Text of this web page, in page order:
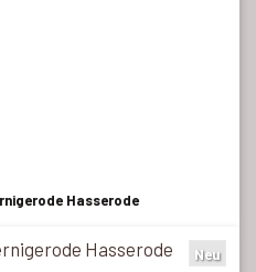
Hasserode
Neu